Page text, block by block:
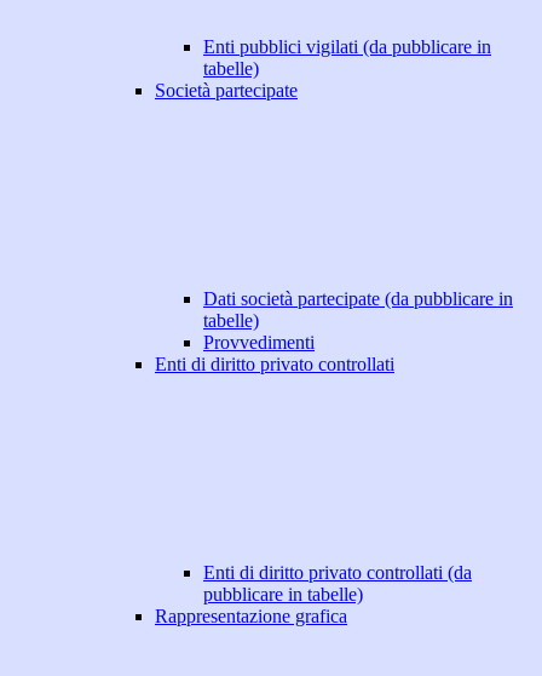
Enti pubblici vigilati (da pubblicare in
tabelle)
Società partecipate
Dati società partecipate (da pubblicare in
tabelle)
Provvedimenti
Enti di diritto privato controllati
Enti di diritto privato controllati (da
pubblicare in tabelle)
Rappresentazione grafica